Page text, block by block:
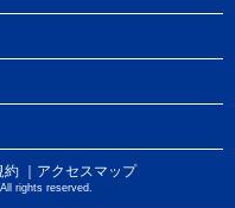
約 ｜アクセスマップ
rights reserved.